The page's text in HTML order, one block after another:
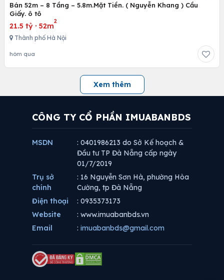
Bán 52m – 8 Tầng – 5.8m.Mặt Tiền. ( Nguyễn Khang ) Cầu
Giấy. ô tô
21.5 tỷ · 52m
2
Thành phố Hà Nội
hôm qua
Xem thêm
CÔNG TY CỔ PHẦN IMUABANBDS
MSDN
: 0401986213 do Sở Kế hoạch &
Đầu tư TP Đà Nẵng cấp ngày
01/7/2019
Trụ sở
chính
: 16 Nguyễn Sơn Hà, phường Hòa
Cường, tp Đà Nẵng
Điện thoại
: 0935373173
Website
: www.imuabanbds.vn
Email
: imuabanbds@gmail.com